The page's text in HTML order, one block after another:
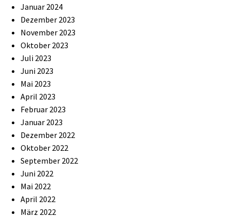
Januar 2024
Dezember 2023
November 2023
Oktober 2023
Juli 2023
Juni 2023
Mai 2023
April 2023
Februar 2023
Januar 2023
Dezember 2022
Oktober 2022
September 2022
Juni 2022
Mai 2022
April 2022
März 2022